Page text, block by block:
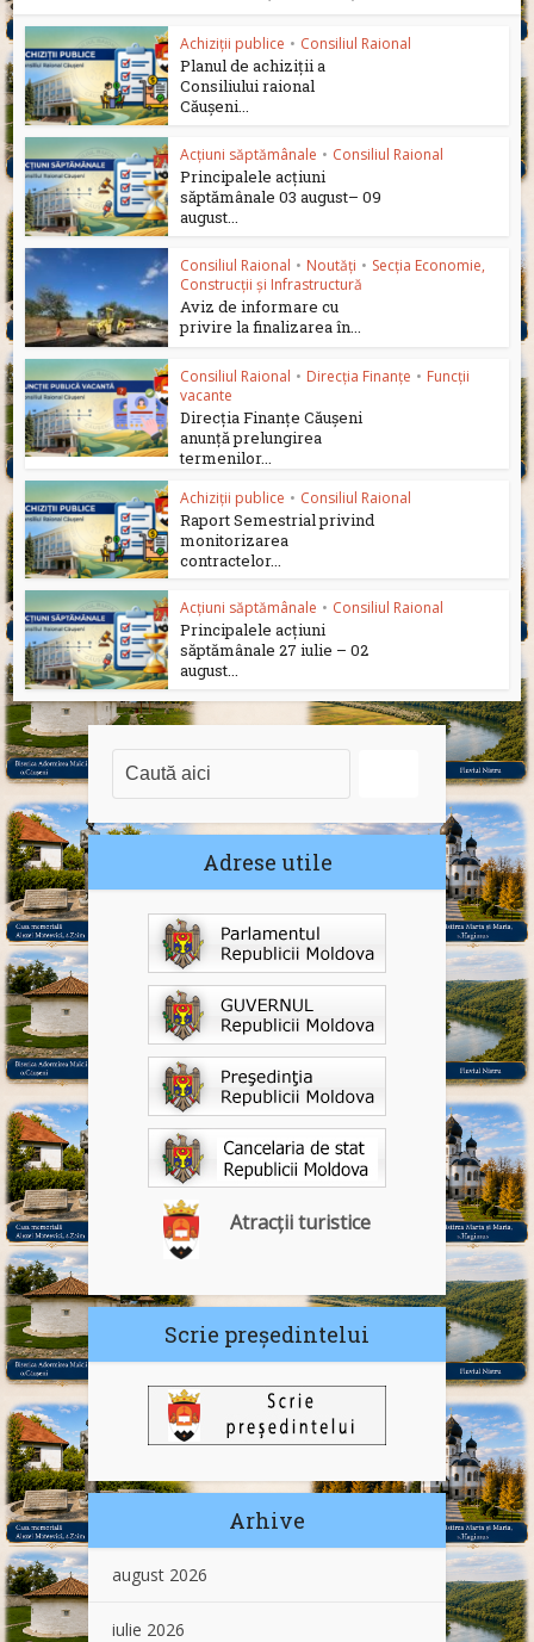
Achiziții publice • Consiliul Raional
Planul de achiziții a
Consiliului raional
Căușeni...
Acțiuni săptămânale • Consiliul Raional
Principalele acțiuni
săptămânale 03 august– 09
august...
Consiliul Raional • Noutăți • Secția Economie,
Construcții și Infrastructură
Aviz de informare cu
privire la finalizarea în...
Consiliul Raional • Direcția Finanțe • Funcții
vacante
Direcția Finanțe Căușeni
anunță prelungirea
termenilor...
Achiziții publice • Consiliul Raional
Raport Semestrial privind
monitorizarea
contractelor...
Acțiuni săptămânale • Consiliul Raional
Principalele acțiuni
săptămânale 27 iulie – 02
august...
Adrese utile
Atracții turistice
Scrie președintelui
Arhive
august 2026
iulie 2026